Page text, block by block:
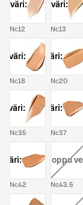
väri:
Nc12
väri:
Nc13
väri:
Nc18
väri:
Nc20
väri:
Nc35
väri:
Nc37
väri:
Nc42
väri: , loppu
Nc43.5